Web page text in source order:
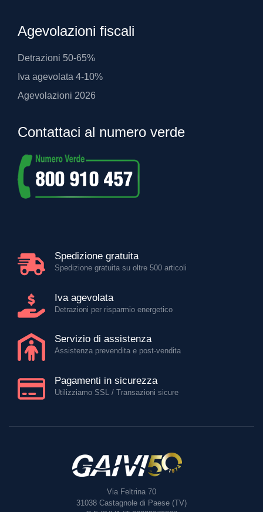
Agevolazioni fiscali
Detrazioni 50-65%
Iva agevolata 4-10%
Agevolazioni 2026
Contattaci al numero verde
Spedizione gratuita
Spedizione gratuita su oltre 500 articoli
Iva agevolata
Detrazioni per risparmio energetico
Servizio di assistenza
Assistenza prevendita e post-vendita
Pagamenti in sicurezza
Utilizziamo SSL / Transazioni sicure
Via Feltrina 70
31038 Castagnole di Paese (TV)